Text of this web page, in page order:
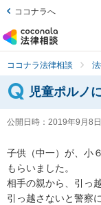
ココナラへ
ココナラ法律相談
児童ポルノ
公開日時： 2019年9月8
子供（中一）が、小
もらいました。
相手の親から、引っ
引っ越さないと警察